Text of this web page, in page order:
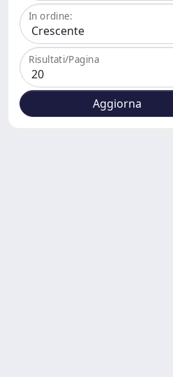
In ordine:
Risultati/Pagina